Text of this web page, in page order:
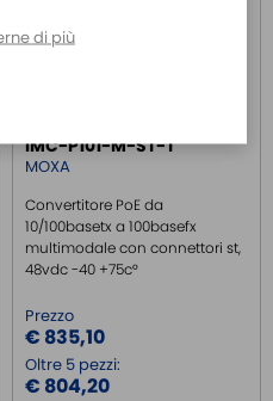
IMC-P101-M-ST-T
MOXA
Convertitore PoE da
10/100basetx a 100basefx
multimodale con connettori st,
48vdc -40 +75c°
Prezzo
€ 835,10
Oltre 5 pezzi:
€ 804,20
di più